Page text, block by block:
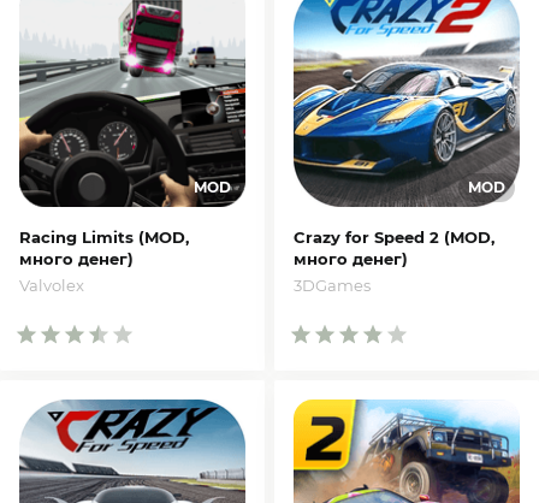
Racing Limits (MOD,
много денег)
Valvolex
Crazy for Speed 2 (MOD,
много денег)
3DGames